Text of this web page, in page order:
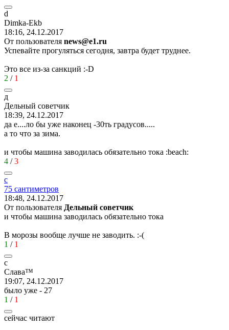
d
Dimka-Ekb
18:16, 24.12.2017
От пользователя news@e1.ru
Успевайте прогуляться сегодня, завтра будет труднее.
Это все из-за санкций :-D
2 / 1
д
Дельный советчик
18:39, 24.12.2017
да е....ло бы уже наконец -30ть градусов.....
а то что за зима.
и чтобы машина заводилась обязательно тока :beach:
4 /3
с
75 сантиметров
18:48, 24.12.2017
От пользователя Дельный советчик
и чтобы машина заводилась обязательно тока
В морозы вообще лучше не заводить. :-(
1 / 1
c
Cлaвa™
19:07, 24.12.2017
было уже - 27
1 / 1
сейчас читают